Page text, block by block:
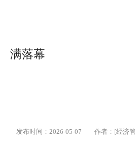
满落幕
发布时间：2026-05-07 作者：[经济